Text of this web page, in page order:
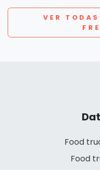
VER
Food
Food